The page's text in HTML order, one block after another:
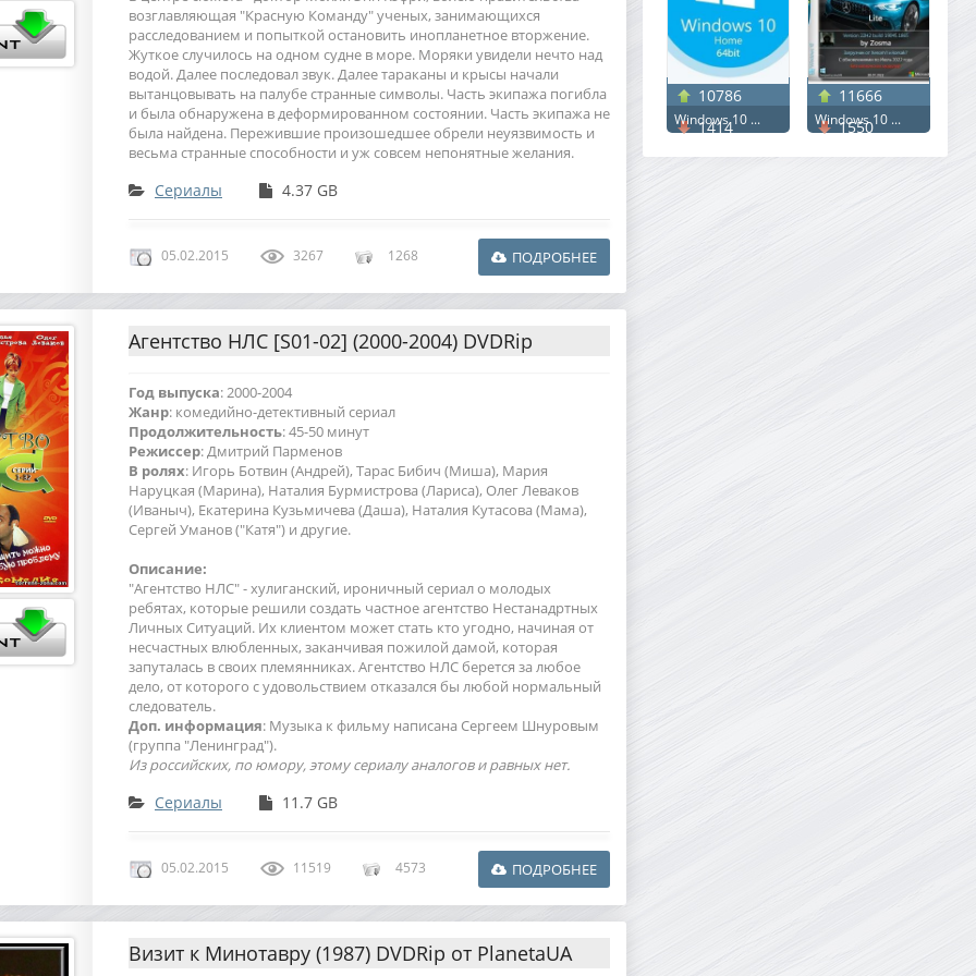
возглавляющая "Красную Команду" ученых, занимающихся
расследованием и попыткой остановить инопланетное вторжение.
Жуткое случилось на одном судне в море. Моряки увидели нечто над
водой. Далее последовал звук. Далее тараканы и крысы начали
вытанцовывать на палубе странные символы. Часть экипажа погибла
и была обнаружена в деформированном состоянии. Часть экипажа не
была найдена. Пережившие произошедшее обрели неуязвимость и
весьма странные способности и уж совсем непонятные желания.
Сериалы 4.37 GB
05.02.2015 3267 1268 ПОДРОБНЕЕ
Агентство НЛС [S01-02] (2000-2004) DVDRip
Год выпуска: 2000-2004
Жанр: комедийно-детективный сериал
Продолжительность: 45-50 минут
Режиссер: Дмитрий Парменов
В ролях: Игорь Ботвин (Андрей), Тарас Бибич (Миша), Мария
Наруцкая (Марина), Наталия Бурмистрова (Лариса), Олег Леваков
(Иваныч), Екатерина Кузьмичева (Даша), Наталия Кутасова (Мама),
Сергей Уманов ("Катя") и другие.
Описание:
"Агентство НЛС" - хулиганский, ироничный сериал о молодых
ребятах, которые решили создать частное агентство Нестанадртных
Личных Ситуаций. Их клиентом может стать кто угодно, начиная от
несчастных влюбленных, заканчивая пожилой дамой, которая
запуталась в своих племянниках. Агентство НЛС берется за любое
дело, от которого с удовольствием отказался бы любой нормальный
следователь.
Доп. информация: Музыка к фильму написана Сергеем Шнуровым
(группа "Ленинград").
Из российских, по юмору, этому сериалу аналогов и равных нет.
Сериалы 11.7 GB
05.02.2015 11519 4573 ПОДРОБНЕЕ
Визит к Минотавру (1987) DVDRip от PlanetaUA
10786
1414
Windows 10 ...
11666
1550
Windows 10 ...